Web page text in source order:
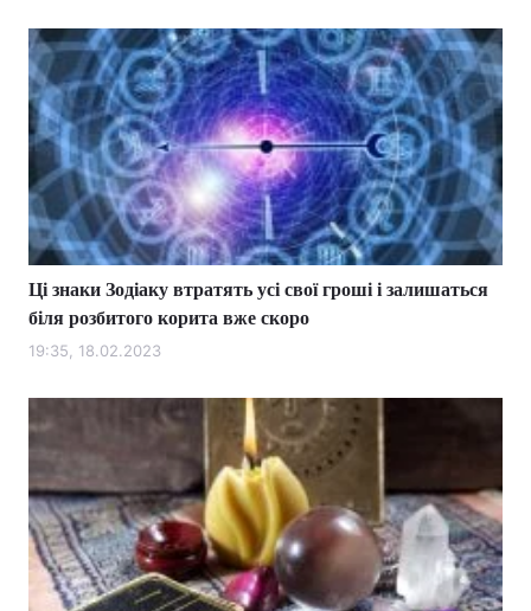
Економіка Світ
Спорт Наука
Техно і зв'язок Лайт
Зброя Інциденти
Здоров'я Туризм
Цікавинки Погода
Екологія
Лонгріди
Відео з Youtube Статті
Інтерв'ю Думки
Архів Вакансії
Ці знаки Зодіаку втратять усі свої гроші і залишаться
біля розбитого корита вже скоро
19:35, 18.02.2023